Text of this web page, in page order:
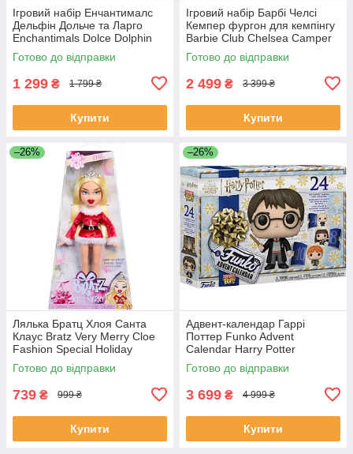
Ігровий набір Енчантималс
Дельфін Дольче та Ларго
Enchantimals Dolce Dolphin
Largo FKV55
Готово до відправки
1 299 ₴ 1 799 ₴
Купити
Ігровий набір Барбі Челсі
Кемпер фургон для кемпінгу
Barbie Club Chelsea Camper
Готово до відправки
2 499 ₴ 3 399 ₴
Купити
–26%
Лялька Братц Хлоя Санта
Клаус Bratz Very Merry Cloe
Fashion Special Holiday
Готово до відправки
739 ₴ 999 ₴
Купити
–26%
Адвент-календар Гаррі
Поттер Funko Advent
Calendar Harry Potter
Готово до відправки
3 699 ₴ 4 999 ₴
Купити